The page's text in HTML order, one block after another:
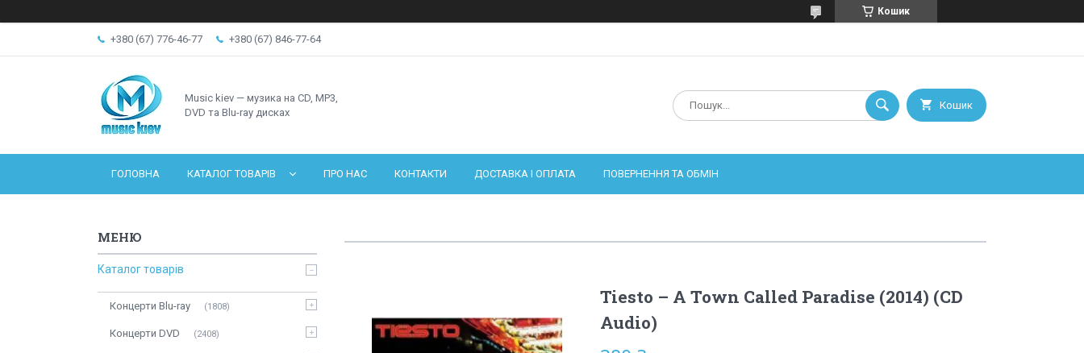
Кошик
+380 (67) 776-46-77 +380 (67) 846-77-64
Music kiev — музика на CD, MP3,
DVD та Blu-ray дисках
Кошик
ГОЛОВНА КАТАЛОГ ТОВАРІВ ПРО НАС КОНТАКТИ ДОСТАВКА І ОПЛАТА ПОВЕРНЕННЯ ТА ОБМІН
Tiesto – A Town Called Paradise (2014) (CD
Audio)
Каталог товарів
Концерти Blu-ray 1808
Концерти DVD 2408